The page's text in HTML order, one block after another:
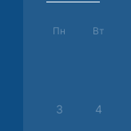
Пн Вт
3 4